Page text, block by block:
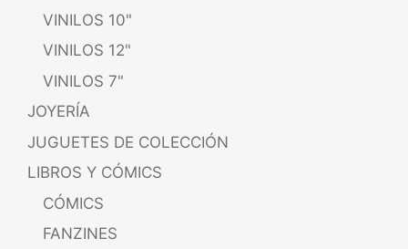
VINILOS 10"
VINILOS 12"
VINILOS 7"
JOYERÍA
JUGUETES DE COLECCIÓN
LIBROS Y CÓMICS
CÓMICS
FANZINES